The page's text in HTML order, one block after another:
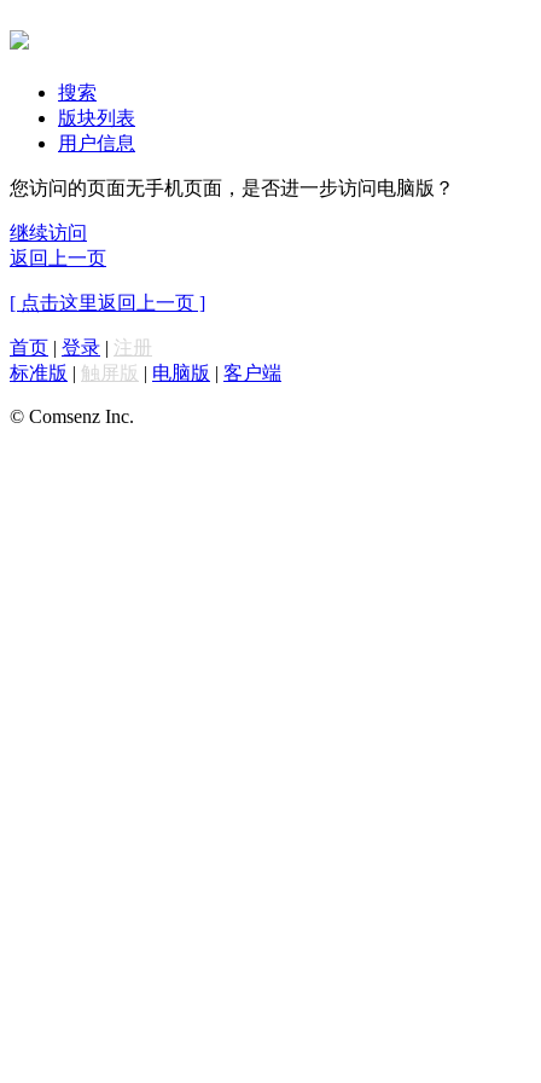
搜索
版块列表
用户信息
您访问的页面无手机页面，是否进一步访问电脑版？
继续访问
返回上一页
[ 点击这里返回上一页 ]
首页 | 登录 | 注册
标准版 | 触屏版 | 电脑版 | 客户端
© Comsenz Inc.